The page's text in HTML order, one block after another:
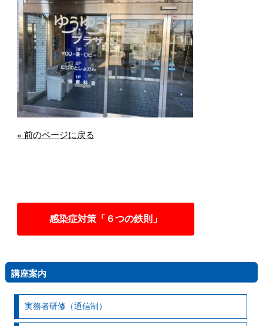
« 前のページに戻る
感染症対策「６つの鉄則」
講座案内
実務者研修（通信制）